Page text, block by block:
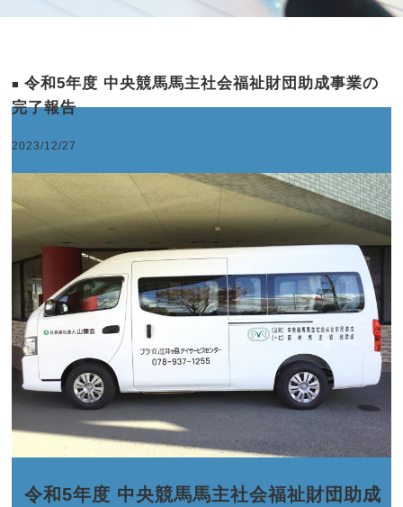
令和5年度 中央競馬馬主社会福祉財団助成事業の
完了報告
2023/12/27
令和5年度 中央競馬馬主社会福祉財団助成